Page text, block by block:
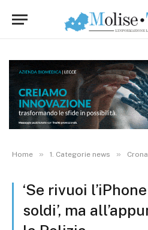
Home » 1. Categorie news »
‘Se rivuoi
soldi’, ma